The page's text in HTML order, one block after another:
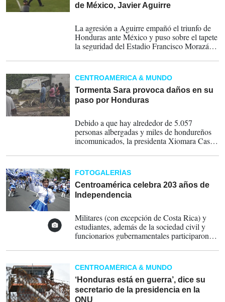
de México, Javier Aguirre
La agresión a Aguirre empañó el triunfo de
Honduras ante México y puso sobre el tapete
la seguridad del Estadio Francisco Morazán,
vencieron por primera vez en casa al Tri.
CENTROAMÉRICA & MUNDO
Tormenta Sara provoca daños en su
paso por Honduras
Debido a que hay alrededor de 5.057
personas albergadas y miles de hondureños
incomunicados, la presidenta Xiomara Castro
y apoyo a todos los afectados por Sara.
FOTOGALERÍAS
Centroamérica celebra 203 años de
Independencia
Militares (con excepción de Costa Rica) y
estudiantes, además de la sociedad civil y
funcionarios gubernamentales participaron de
con motivo del 203 aniversario de
independencia. Fotos de EFE
CENTROAMÉRICA & MUNDO
‘Honduras está en guerra’, dice su
secretario de la presidencia en la
ONU